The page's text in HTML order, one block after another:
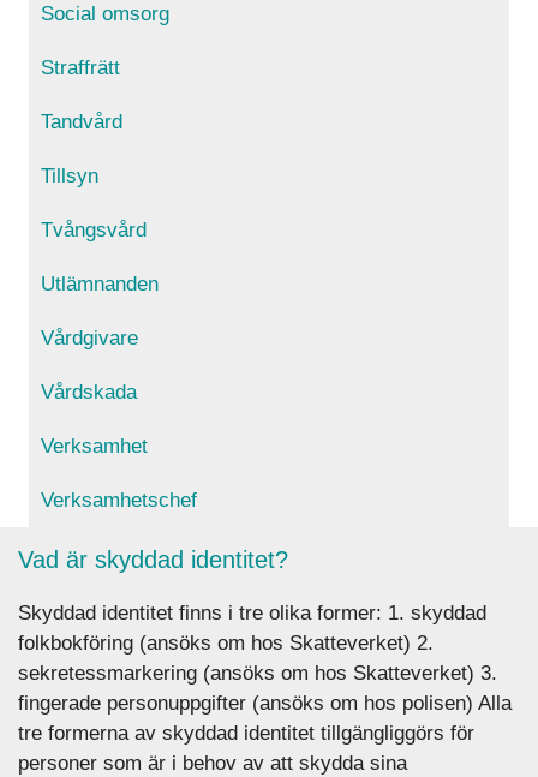
Social omsorg
Straffrätt
Tandvård
Tillsyn
Tvångsvård
Utlämnanden
Vårdgivare
Vårdskada
Verksamhet
Verksamhetschef
Vad är skyddad identitet?
Skyddad identitet finns i tre olika former: 1. skyddad
folkbokföring (ansöks om hos Skatteverket) 2.
sekretessmarkering (ansöks om hos Skatteverket) 3.
fingerade personuppgifter (ansöks om hos polisen) Alla
tre formerna av skyddad identitet tillgängliggörs för
personer som är i behov av att skydda sina